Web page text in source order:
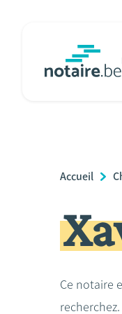
principal
Accueil
Ce notaire